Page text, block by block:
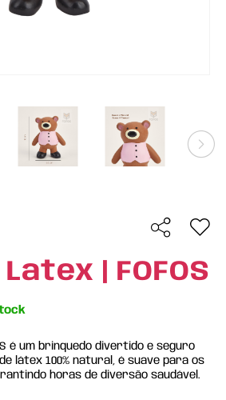
| FOFOS
é um brinquedo divertido e seguro
látex 100% natural, é suave para os
horas de diversão saudável.